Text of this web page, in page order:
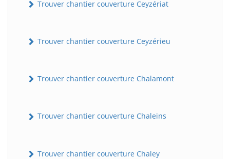
Trouver chantier couverture Ceyzériat
Trouver chantier couverture Ceyzérieu
Trouver chantier couverture Chalamont
Trouver chantier couverture Chaleins
Trouver chantier couverture Chaley